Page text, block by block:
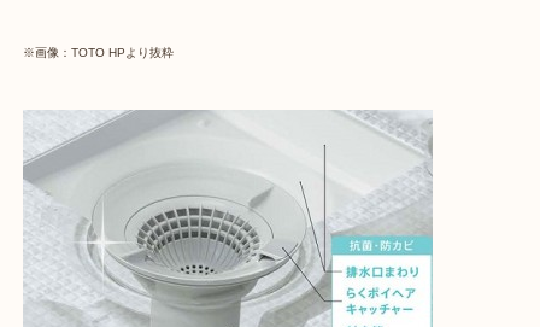
※画像：TOTO HPより抜粋